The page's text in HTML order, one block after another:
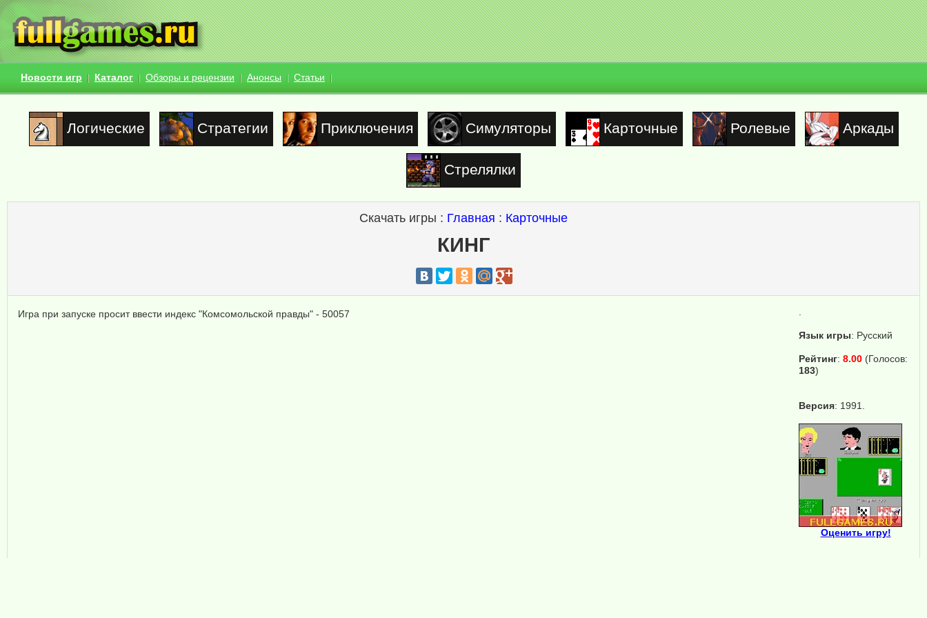
Новости игр Каталог Обзоры и рецензии Анонсы Статьи
Логические Стратегии Приключения Симуляторы Карточные Ролевые Аркады
Стрелялки
Скачать игры : Главная : Карточные
КИНГ
Язык игры: Русский
Рейтинг: 8.00 (Голосов:
183)
Версия: 1991.
Оценить игру!
Игра при запуске просит ввести индекс "Комсомольской правды" - 50057